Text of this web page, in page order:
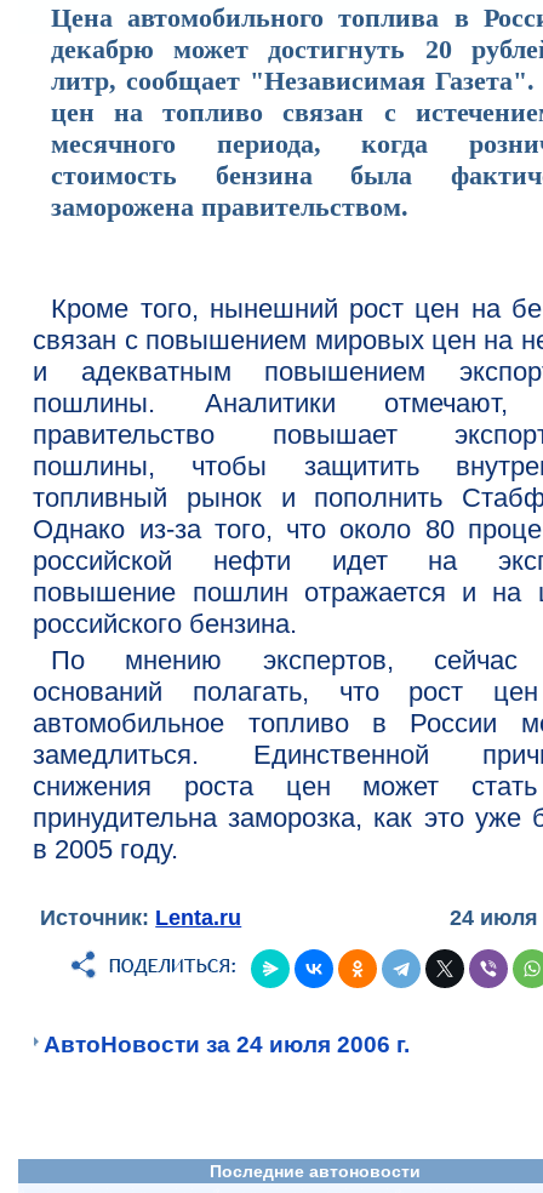
Цена автомобильного топлива в
декабрю может достигнуть 20
литр, сообщает "Независимая Газета".
цен на топливо связан с
месячного периода, когда
стоимость бензина была
заморожена правительством.
Кроме того, нынешний рост цен на
связан с повышением мировых цен на
и адекватным повышением
пошлины. Аналитики отмечают,
правительство повышает
пошлины, чтобы защитить
топливный рынок и пополнить
Однако из-за того, что около 80
российской нефти идет на
повышение пошлин отражается и на
российского бензина.
По мнению экспертов, сейчас
оснований полагать, что рост
автомобильное топливо в России
замедлиться. Единственной
снижения роста цен может
принудительна заморозка, как это уже
в 2005 году.
Источник: Lenta.ru 24 июля
АвтоНовости за 24 июля 2006 г.
Последние автоновости